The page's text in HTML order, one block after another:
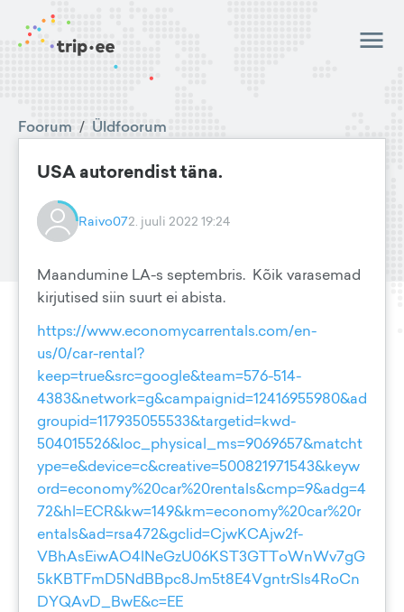
Foorum / Üldfoorum
USA autorendist täna.
Raivo072. juuli 2022 19:24
Maandumine LA-s septembris. Kõik varasemad
kirjutised siin suurt ei abista.
https://www.economycarrentals.com/en-
us/0/car-rental?
keep=true&src=google&team=576-514-
4383&network=g&campaignid=12416955980&ad
groupid=117935055533&targetid=kwd-
504015526&loc_physical_ms=9069657&matcht
ype=e&device=c&creative=500821971543&keyw
ord=economy%20car%20rentals&cmp=9&adg=4
72&hl=ECR&kw=149&km=economy%20car%20r
entals&ad=rsa472&gclid=CjwKCAjw2f-
VBhAsEiwAO4lNeGzU06KST3GTToWnWv7gG
5kKBTFmD5NdBBpc8Jm5t8E4VgntrSls4RoCn
DYQAvD_BwE&c=EE